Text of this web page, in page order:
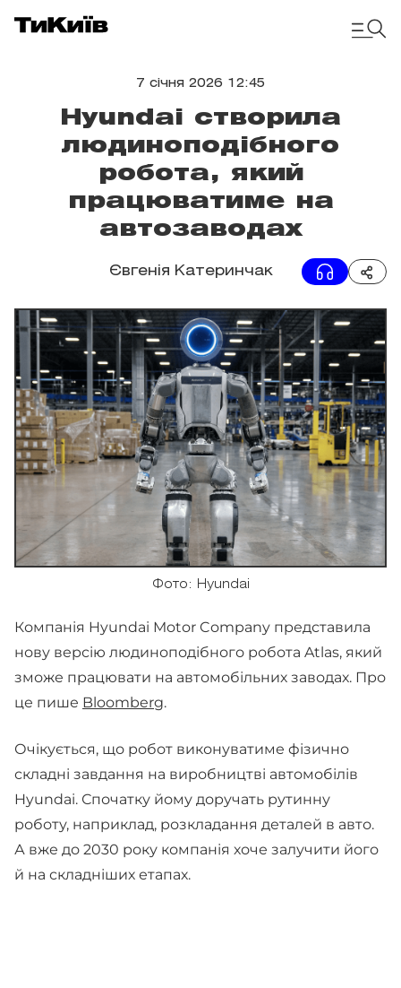
7 січня 2026 12:45
Hyundai створила
людиноподібного
робота, який
працюватиме на
автозаводах
Євгенія Катеринчак
Фото: Hyundai
Компанія Hyundai Motor Company представила
нову версію людиноподібного робота Atlas, який
зможе працювати на автомобільних заводах. Про
це пише Bloomberg.
Очікується, що робот виконуватиме фізично
складні завдання на виробництві автомобілів
Hyundai. Спочатку йому доручать рутинну
роботу, наприклад, розкладання деталей в авто.
А вже до 2030 року компанія хоче залучити його
й на складніших етапах.